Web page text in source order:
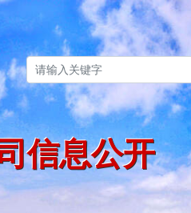
信息公开